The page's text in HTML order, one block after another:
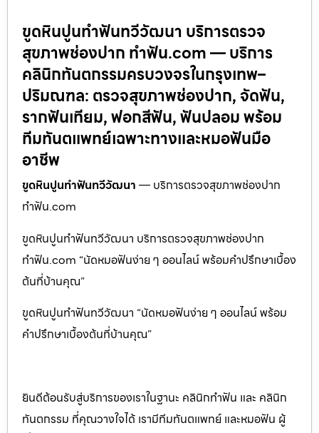
ขูดหินปูนทำฟันทวีวัฒนา บริการตรวจ
สุขภาพช่องปาก ทำฟัน.com — บริการ
คลินิกทันตกรรมครบวงจรในกรุงเทพ–
ปริมณฑล: ตรวจสุขภาพช่องปาก, จัดฟัน,
รากฟันเทียม, ฟอกสีฟัน, ฟันปลอม พร้อม
ทีมทันตแพทย์เฉพาะทางและหมอฟันมือ
อาชีพ
ขูดหินปูนทำฟันทวีวัฒนา — บริการตรวจสุขภาพช่องปาก
ทำฟัน.com
ขูดหินปูนทำฟันทวีวัฒนา บริการตรวจสุขภาพช่องปาก
ทำฟัน.com “นัดหมอฟันง่าย ๆ ออนไลน์ พร้อมคำปรึกษาเบื้อง
ต้นที่บ้านคุณ”
ขูดหินปูนทำฟันทวีวัฒนา “นัดหมอฟันง่าย ๆ ออนไลน์ พร้อม
คำปรึกษาเบื้องต้นที่บ้านคุณ”
ยินดีต้อนรับสู่บริการของเราในฐานะ คลินิกทำฟัน และ คลินิก
ทันตกรรม ที่คุณวางใจได้ เรามีทีมทันตแพทย์ และหมอฟัน ผู้